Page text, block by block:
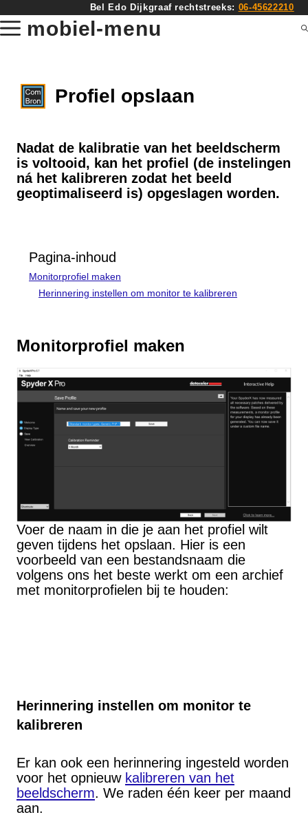
naar
de
Bel Edo Dijkgraaf rechtstreeks: 06-45622210
mobiel-menu
Profiel opslaan
Nadat de kalibratie van het beeldscherm
is voltooid, kan het profiel (de instelingen
ná het kalibreren zodat het beeld
geoptimaliseerd is) opgeslagen worden.
Pagina-inhoud
Monitorprofiel maken
Herinnering instellen om monitor te kalibreren
Monitorprofiel maken
Voer de naam in die je aan het profiel wilt
geven tijdens het opslaan. Hier is een
voorbeeld van een bestandsnaam die
volgens ons het beste werkt om een archief
met monitorprofielen bij te houden:
Herinnering instellen om monitor te
kalibreren
Er kan ook een herinnering ingesteld worden
voor het opnieuw kalibreren van het
beeldscherm. We raden één keer per maand
aan.